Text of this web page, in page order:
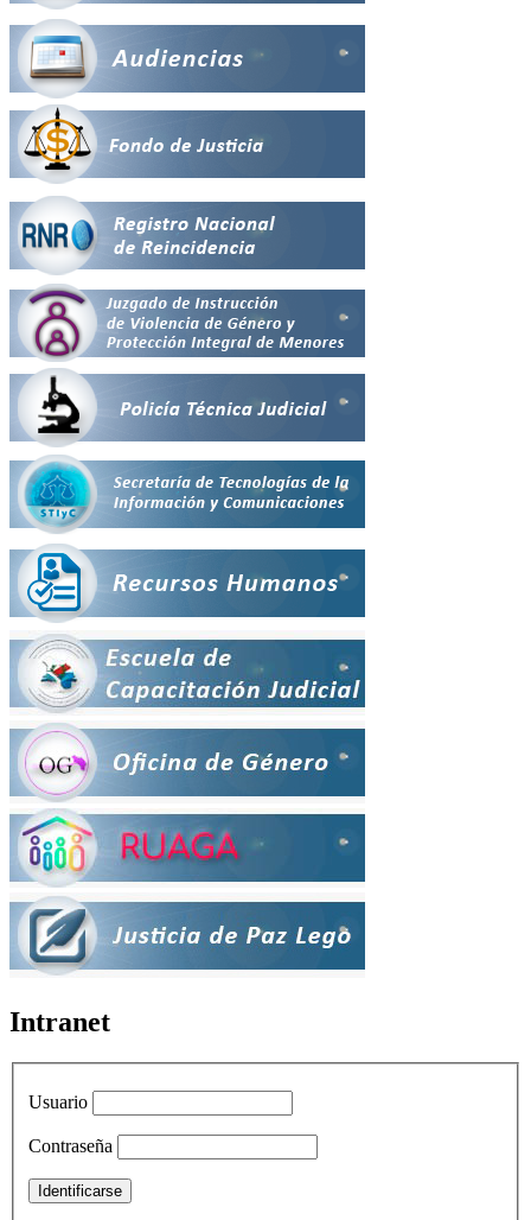
Intranet
Usuario
Contraseña